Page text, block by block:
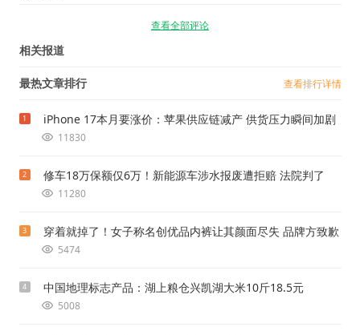
查看全部评论
相关报道
最热文章排行 查看排行详情
1 iPhone 17本月要涨价：苹果供应链减产 供货压力瞬间加剧
11830
2 修车18万保额仅6万！新能源车涉水报废遭拒赔 法院判了
11280
3 穿着就掉了！女子称名创优品内裤让其颜面尽失 品牌方致歉
5474
4 中国地理标志产品：湖上粮仓兴凯湖大米10斤18.5元
5008